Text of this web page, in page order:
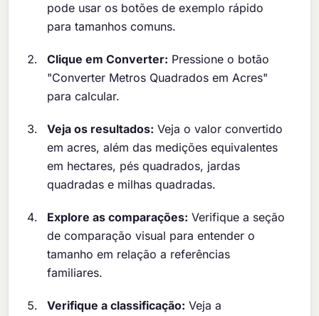
pode usar os botões de exemplo rápido
para tamanhos comuns.
Clique em Converter: Pressione o botão
"Converter Metros Quadrados em Acres"
para calcular.
Veja os resultados: Veja o valor convertido
em acres, além das medições equivalentes
em hectares, pés quadrados, jardas
quadradas e milhas quadradas.
Explore as comparações: Verifique a seção
de comparação visual para entender o
tamanho em relação a referências
familiares.
Verifique a classificação: Veja a